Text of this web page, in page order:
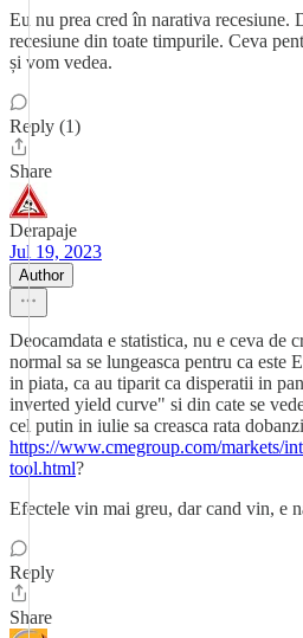
Eu nu prea cred în narativa recesiune.
recesiune din toate timpurile. Ceva
și vom vedea.
Reply (1)
Share
Derapaje
Jul 19, 2023
Author
Deocamdata e statistica, nu e ceva de
normal sa se lungeasca pentru ca
in piata, ca au tiparit ca disperatii in
inverted yield curve" si din cate se
cel putin in iulie sa creasca rata
https://www.cmegroup.com/markets/
tool.html?
Efectele vin mai greu, dar cand vin, e
Reply
Share